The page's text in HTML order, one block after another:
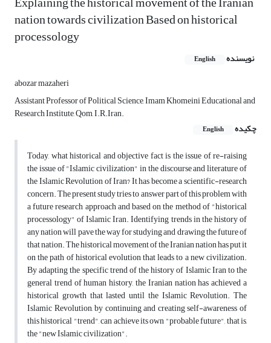
nation towards civilization Based on historical
processology
نویسنده English
abozar mazaheri
Assistant Professor of Political Science, Imam Khomeini Educational and
Research Institute, Qom, I.R.Iran.
چکیده
English
Today, what historical and objective fact is the issue of re-raising
the issue of "Islamic civilization" in the discourse and literature of
the Islamic Revolution of Iran? It has become a scientific-research
concern. The present study tries to answer part of this problem with
a future research approach and based on the method of "historical
processology" of Islamic Iran. Identifying trends in the history of
any nation will pave the way for studying and drawing the future of
that nation. The historical movement of the Iranian nation has put it
on the path of historical evolution that leads to a new civilization.
By adapting the specific trend of the history of Islamic Iran to the
general trend of human history, the Iranian nation has achieved a
historical growth that lasted until the Islamic Revolution. The
Islamic Revolution, by continuing and creating self-awareness of
this historical "trend", can achieve its own "probable future", that is,
the "new Islamic civilization".